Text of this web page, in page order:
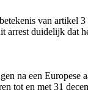
van
duidelijk dat
na een
tot en met 31